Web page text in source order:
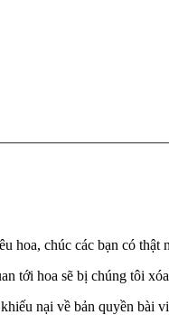
hoa, chúc các bạn có
tới hoa sẽ bị chúng tôi
nại về bản quyền